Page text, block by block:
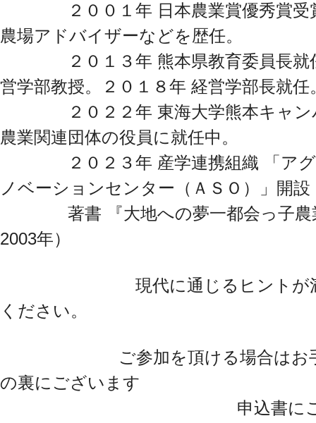
２００１年 日本農業賞優秀賞受賞
農場アドバイザーなどを歴任。
２０１３年 熊本県教育委員長就任
営学部教授。２０１８年 経営学部長就任
２０２２年 東海大学熊本キャンパ
農業関連団体の役員に就任中。
２０２３年 産学連携組織 「アグ
ノベーションセンター（ＡＳＯ）」開設
著書 『大地への夢一都会っ子農
2003年）
現代に通じるヒントが満載
ください。
ご参加を頂ける場合はお手数
の裏にございます
申込書にご記入のう